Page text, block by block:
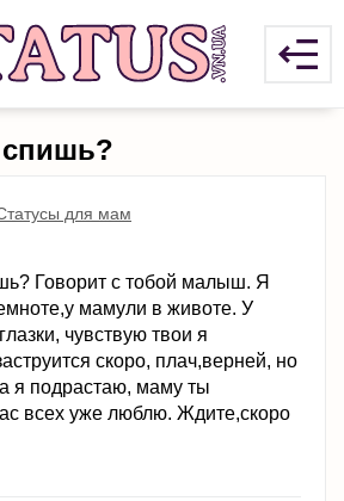
спишь?
для мам
Говорит с тобой малыш. Я
мамули в животе. У
чувствую твои я
скоро, плач,верней, но
я подрастаю, маму ты
всех уже люблю. Ждите,скоро